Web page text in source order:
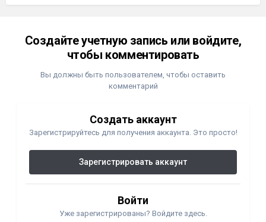
Создайте учетную запись или войдите,
чтобы комментировать
Вы должны быть пользователем, чтобы оставить
комментарий
Создать аккаунт
Зарегистрируйтесь для получения аккаунта. Это просто!
Зарегистрировать аккаунт
Войти
Уже зарегистрированы? Войдите здесь.